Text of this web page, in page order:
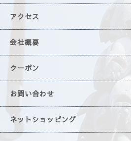
アクセス
会社概要
クーポン
お問い合わせ
ネットショッピング